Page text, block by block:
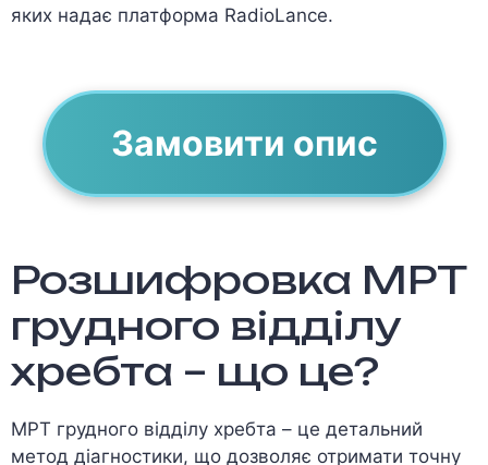
яких надає платформа RadioLance.
Замовити опис
Розшифровка МРТ
грудного відділу
хребта – що це?
МРТ грудного відділу хребта – це детальний
метод діагностики, що дозволяє отримати точну